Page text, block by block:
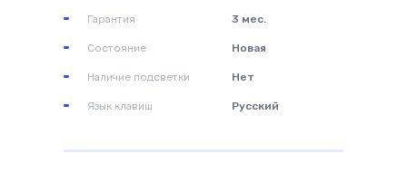
Гарантия 3 мес.
Состояние Новая
Наличие подсветки Нет
Язык клавиш Русский